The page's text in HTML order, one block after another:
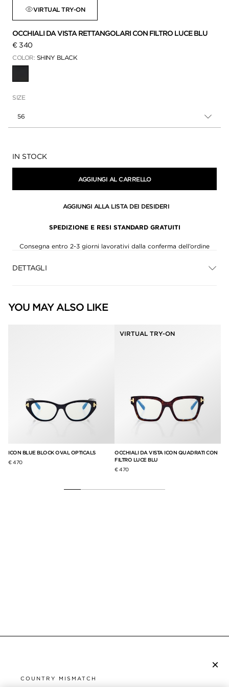
VIRTUAL TRY-ON
OCCHIALI DA VISTA RETTANGOLARI CON FILTRO LUCE BLU
€ 340
COLOR: SHINY BLACK
SIZE
56
Disponibilità:
IN STOCK
AGGIUNGI AL CARRELLO
AGGIUNGI ALLA LISTA DEI DESIDERI
SPEDIZIONE E RESI STANDARD GRATUITI
Consegna entro 2-3 giorni lavorativi dalla conferma dell’ordine
DETTAGLI
YOU MAY ALSO LIKE
ICON BLUE BLOCK OVAL OPTICALS
€ 470
VIRTUAL TRY-ON
OCCHIALI DA VISTA ICON QUADRATI CON
FILTRO LUCE BLU
€ 470
×
COUNTRY MISMATCH